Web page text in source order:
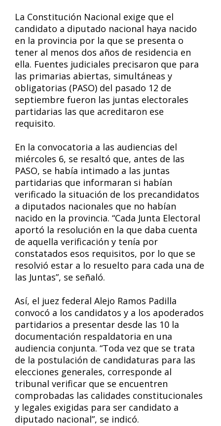
La Constitución Nacional exige que el
candidato a diputado nacional haya nacido
en la provincia por la que se presenta o
tener al menos dos años de residencia en
ella. Fuentes judiciales precisaron que para
las primarias abiertas, simultáneas y
obligatorias (PASO) del pasado 12 de
septiembre fueron las juntas electorales
partidarias las que acreditaron ese
requisito.
En la convocatoria a las audiencias del
miércoles 6, se resaltó que, antes de las
PASO, se había intimado a las juntas
partidarias que informaran si habían
verificado la situación de los precandidatos
a diputados nacionales que no habían
nacido en la provincia. “Cada Junta Electoral
aportó la resolución en la que daba cuenta
de aquella verificación y tenía por
constatados esos requisitos, por lo que se
resolvió estar a lo resuelto para cada una de
las Juntas”, se señaló.
Así, el juez federal Alejo Ramos Padilla
convocó a los candidatos y a los apoderados
partidarios a presentar desde las 10 la
documentación respaldatoria en una
audiencia conjunta. “Toda vez que se trata
de la postulación de candidaturas para las
elecciones generales, corresponde al
tribunal verificar que se encuentren
comprobadas las calidades constitucionales
y legales exigidas para ser candidato a
diputado nacional”, se indicó.